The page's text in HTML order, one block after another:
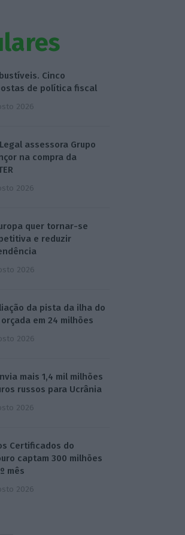
Cinco
de política fiscal
2026
Legal assessora Grupo
na compra da
2026
quer tornar-se
e reduzir
2026
da pista da ilha do
em 24 milhões
2026
mais 1,4 mil milhões
russos para Ucrânia
2026
Certificados do
captam 300 milhões
mês
2026